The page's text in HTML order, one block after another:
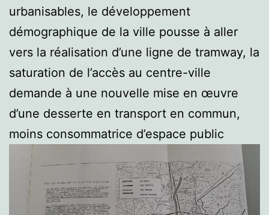
urbanisables, le développement
démographique de la ville pousse à aller
vers la réalisation d’une ligne de tramway, la
saturation de l’accès au centre-ville
demande à une nouvelle mise en œuvre
d’une desserte en transport en commun,
moins consommatrice d’espace public